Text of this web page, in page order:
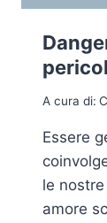
A cura di:
Essere
le
amore